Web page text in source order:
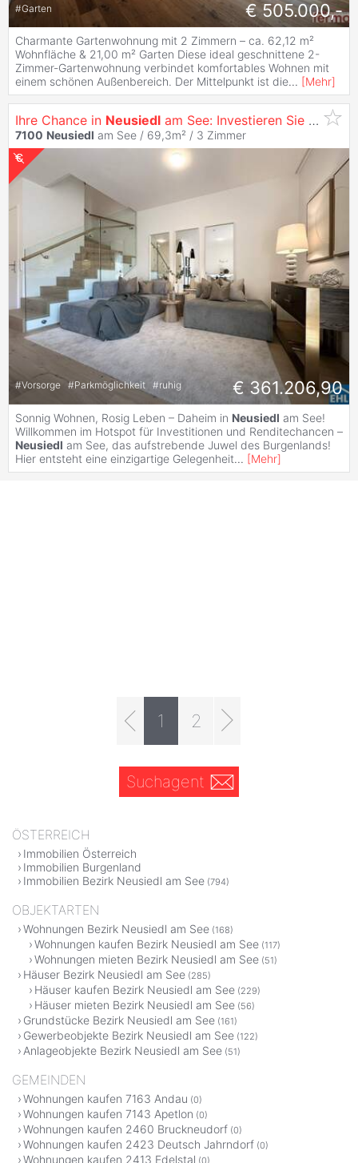
#Garten € 505.000,-
Charmante Gartenwohnung mit 2 Zimmern – ca. 62,12 m²
Wohnfläche & 21,00 m² Garten Diese ideal geschnittene 2-
Zimmer-Gartenwohnung verbindet komfortables Wohnen mit
einem schönen Außenbereich. Der Mittelpunkt ist die... [Mehr]
Ihre Chance in Neusiedl am See: Investieren Sie in die Zukunft
7100 Neusiedl am See / 69,3m² / 3 Zimmer
#Vorsorge #Parkmöglichkeit #ruhig € 361.206,90
Sonnig Wohnen, Rosig Leben – Daheim in Neusiedl am See!
Willkommen im Hotspot für Investitionen und Renditechancen –
Neusiedl am See, das aufstrebende Juwel des Burgenlands!
Hier entsteht eine einzigartige Gelegenheit... [Mehr]
1 2
Suchagent
ÖSTERREICH
Immobilien Österreich
Immobilien Burgenland
Immobilien Bezirk Neusiedl am See (794)
OBJEKTARTEN
Wohnungen Bezirk Neusiedl am See (168)
Wohnungen kaufen Bezirk Neusiedl am See (117)
Wohnungen mieten Bezirk Neusiedl am See (51)
Häuser Bezirk Neusiedl am See (285)
Häuser kaufen Bezirk Neusiedl am See (229)
Häuser mieten Bezirk Neusiedl am See (56)
Grundstücke Bezirk Neusiedl am See (161)
Gewerbeobjekte Bezirk Neusiedl am See (122)
Anlageobjekte Bezirk Neusiedl am See (51)
GEMEINDEN
Wohnungen kaufen 7163 Andau (0)
Wohnungen kaufen 7143 Apetlon (0)
Wohnungen kaufen 2460 Bruckneudorf (0)
Wohnungen kaufen 2423 Deutsch Jahrndorf (0)
Wohnungen kaufen 2413 Edelstal (0)